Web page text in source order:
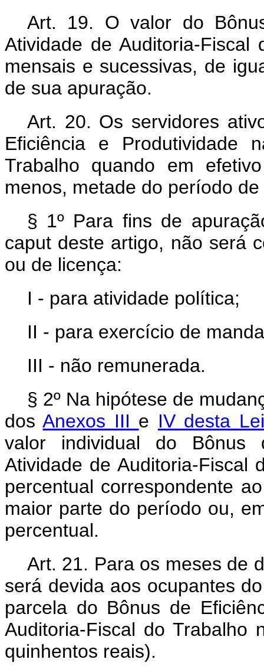
Art. 19. O valor do
Atividade de Auditoria-
mensais e sucessivas, de
de sua apuração.
Art. 20. Os servidores
Eficiência e Produtividade
Trabalho quando em
menos, metade do período
§ 1º Para fins de
caput deste artigo, não será
ou de licença:
I - para atividade política;
II - para exercício de
III - não remunerada.
§ 2º Na hipótese de
dosAnexos III e IV desta
valor individual do Bônus
Atividade de Auditoria-Fiscal
percentual correspondente
maior parte do período ou,
percentual.
Art. 21. Para os meses de
será devida aos ocupantes
parcela do Bônus de
Auditoria-Fiscal do
quinhentos reais).